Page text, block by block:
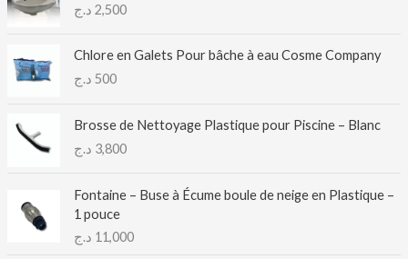
2,500 د.ج
Chlore en Galets Pour bâche à eau Cosme Company
500 د.ج
Brosse de Nettoyage Plastique pour Piscine – Blanc
3,800 د.ج
Fontaine – Buse à Écume boule de neige en Plastique –
1 pouce
11,000 د.ج